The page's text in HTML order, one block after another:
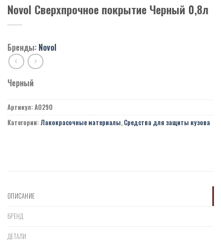
Novol Сверхпрочное покрытие Черный 0,8л
Бренды: Novol
Черный
Артикул: A0290
Категории: Лакокрасочные материалы, Средства для защиты кузова
ОПИСАНИЕ
БРЕНД
ДЕТАЛИ